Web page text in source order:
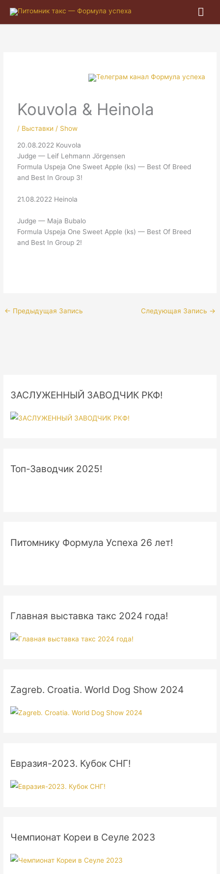
Kouvola & Heinola
/ Выставки / Show
20.08.2022 Kouvola
Judge — Leif Lehmann Jörgensen
Formula Uspeja One Sweet Apple (ks) — Best Of Breed
and Best In Group 3!
21.08.2022 Heinola
Judge — Maja Bubalo
Formula Uspeja One Sweet Apple (ks) — Best Of Breed
and Best In Group 2!
← Предыдущая Запись Следующая Запись →
ЗАСЛУЖЕННЫЙ ЗАВОДЧИК РКФ!
Топ-Заводчик 2025!
Питомнику Формула Успеха 26 лет!
Главная выставка такс 2024 года!
Zagreb. Croatia. World Dog Show 2024
Евразия-2023. Кубок СНГ!
Чемпионат Кореи в Сеуле 2023